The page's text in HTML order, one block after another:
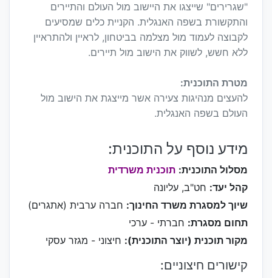
"שגרירים" שייצגו את היישוב מול העולם והתיירים
והתקשורת בשפה האנגלית. הקניית כלים שמסיעים
לקבוצה לעמוד מול מצלמה בביטחון, לראיין ולהתראיין
ללא חשש, לשווק את הישוב מול תיירים.
מטרת התוכנית:
להעצים מנהיגות צעירה אשר מייצגת את הישוב מול
העולם בשפה האנגלית.
מידע נוסף על התוכנית:
מסלול התוכנית: תוכנית משרדית
קהל יעד: חט"ב, עליונה
שיוך למסגרת משרד החינוך: חברה ערבית (אתגרים)
תחום מסגרת: חברתי - ערכי
מקור תוכנית (יוצר התוכנית): חיצוני - מגזר עסקי
קישורים חיצוניים: